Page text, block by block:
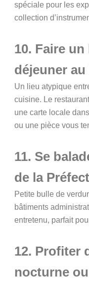
spéciale pour les
collection
10. Faire
déjeuner
Un lieu atypique
cuisine. Le
une carte locale
ou une pièce vous
11. Se
de la
Petite bulle de
bâtiments
entretenu, parfait
12. Profiter
nocturne